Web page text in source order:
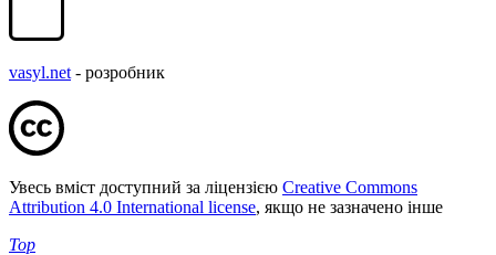
vasyl.net - розробник
Увесь вміст доступний за ліцензією Creative Commons
Attribution 4.0 International license, якщо не зазначено інше
Top